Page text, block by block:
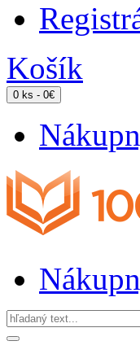
Košík
0 ks - 0€